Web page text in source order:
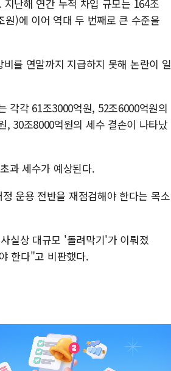
난해 연간 누적 차입 규모는 164조
)에 이어 역대 두 번째로 큰 수준을
를 연말까지 지급하지 못해 논란이 일
각각 61조3000억원, 52조6000억원의
, 30조8000억원의 세수 결손이 나타났
과 세수가 예상된다.
운용 전반을 재점검해야 한다는 목소
실상 대규모 '돌려막기'가 이뤄졌
한다"고 비판했다.